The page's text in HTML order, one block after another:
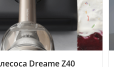
Dreame Z40